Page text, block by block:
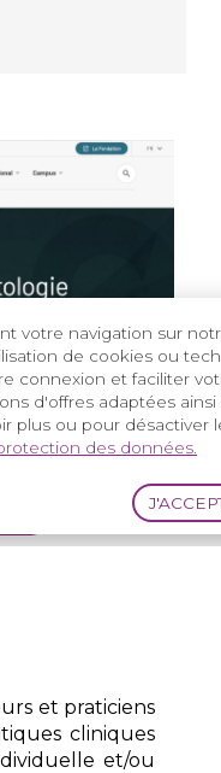
votre navigation sur
de cookies ou
connexion et faciliter
d'offres adaptées ainsi
plus ou pour désactiver
des données.
et praticiens
cliniques
et/ou